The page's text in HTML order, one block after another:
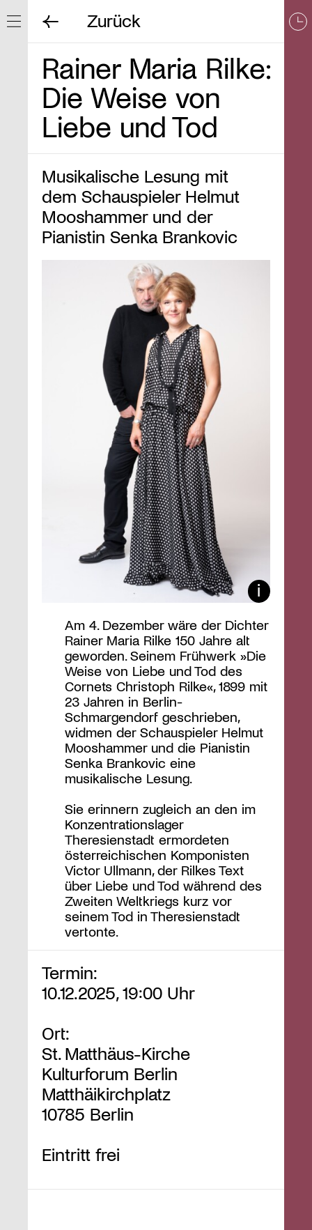
Navigation ein/ausblenden
Zurück
Rainer Maria Rilke:
Die Weise von
Liebe und Tod
Musikalische Lesung mit
dem Schauspieler Helmut
Mooshammer und der
Pianistin Senka Brankovic
Am 4. Dezember wäre der Dichter
Rainer Maria Rilke 150 Jahre alt
geworden. Seinem Frühwerk »Die
Weise von Liebe und Tod des
Cornets Christoph Rilke«, 1899 mit
23 Jahren in Berlin-
Schmargendorf geschrieben,
widmen der Schauspieler Helmut
Mooshammer und die Pianistin
Senka Brankovic eine
musikalische Lesung.
Sie erinnern zugleich an den im
Konzentrationslager
Theresienstadt ermordeten
österreichischen Komponisten
Victor Ullmann, der Rilkes Text
über Liebe und Tod während des
Zweiten Weltkriegs kurz vor
seinem Tod in Theresienstadt
vertonte.
Termin:
10.12.2025, 19:00 Uhr
Ort:
St. Matthäus-Kirche
Kulturforum Berlin
Matthäikirchplatz
10785 Berlin
Eintritt frei